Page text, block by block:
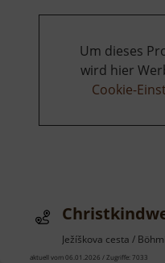
Um dieses
wird hier
Cookie-
Ježíškova cesta /
aktuell vom 06.01.2026 / Zugriffe: 7033